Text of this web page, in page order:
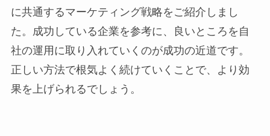
に共通するマーケティング戦略をご紹介しまし
た。成功している企業を参考に、良いところを自
社の運用に取り入れていくのが成功の近道です。
正しい方法で根気よく続けていくことで、より効
果を上げられるでしょう。